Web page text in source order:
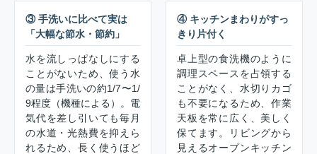
③ 手洗いに比べて実は
「大幅な節水・節約」
水を流しっぱなしにする
ことがないため、使う水
の量は手洗いの約1/7〜1/
9程度（機種による）。電
気代を差し引いても毎月
の水道・光熱費を抑えら
れるため、長く使うほど
④ キッチンまわりがすっ
きり片付く
卓上型の食洗機のように
調理スペースを占領する
ことがなく、水切りカゴ
も不要になるため、作業
天板を常に広く、美しく
保てます。リビングから
見えるオープンキッチン